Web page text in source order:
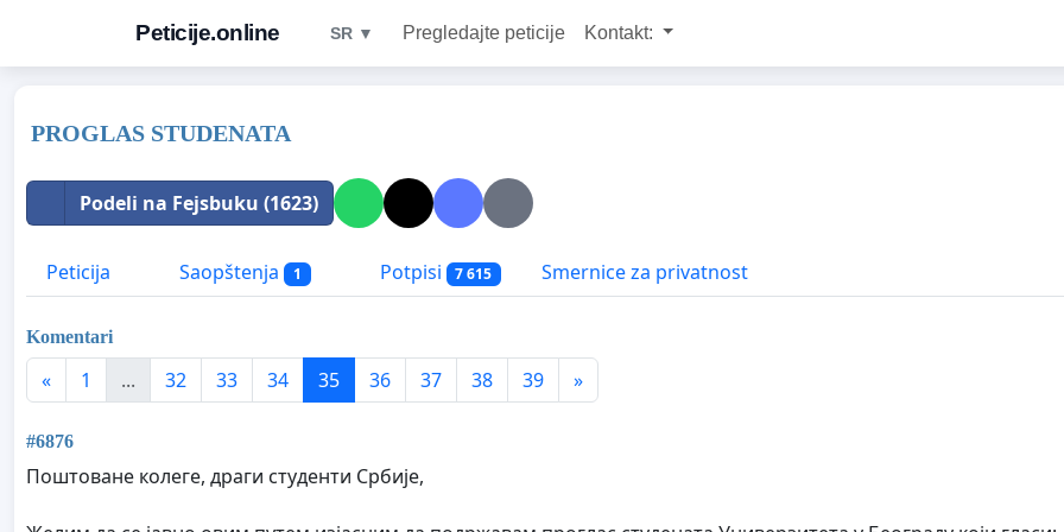
Peticije.online SR ▼ Pregledajte peticije Kontakt:
PROGLAS STUDENATA
Podeli na Fejsbuku (1623)
Peticija Saopštenja 1 Potpisi 7 615 Smernice za privatnost
Komentari
« 1 ... 32 33 34 35 36 37 38 39 »
#6876
Поштоване колеге, драги студенти Србије,